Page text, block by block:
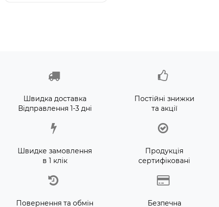
Швидка доставка
Відправлення 1-3 дні
Постійні знижки
та акції
Швидке замовлення
в 1 клік
Продукція
сертифіковані
Повернення та обмін
Безпечна